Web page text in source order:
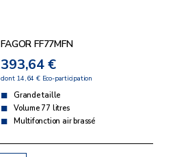
FAGOR FF77MFN
393,64 €
dont 14,64 € Eco-participation
Grande taille
Volume 77 litres
Multifonction air brassé